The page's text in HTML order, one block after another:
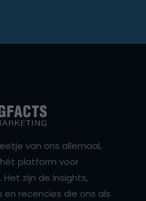
van ons allemaal,
hét platform voor
zijn de insights,
recencies die ons als